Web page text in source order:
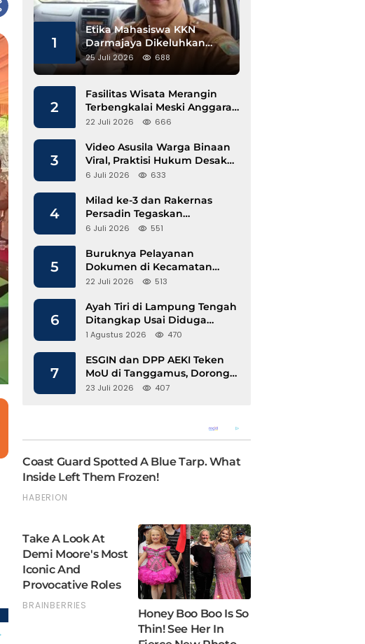
1
Etika Mahasiswa KKN
Darmajaya Dikeluhkan
Kepala Pekon Sinar Jawa
25 Juli 2026 688
2
Fasilitas Wisata Merangin
Terbengkalai Meski Anggaran
Perawatan Terus Mengalir
22 Juli 2026 666
3
Video Asusila Warga Binaan
Viral, Praktisi Hukum Desak
Evaluasi Lapas Tanjung Raja
6 Juli 2026 633
4
Milad ke-3 dan Rakernas
Persadin Tegaskan
Komitmen Transformasi
Digital
6 Juli 2026 551
5
Buruknya Pelayanan
Dokumen di Kecamatan
Pangkalan Susu, Kinerja
22 Juli 2026 513
6
Ayah Tiri di Lampung Tengah
Ditangkap Usai Diduga
Hamili Anak di Bawah Umur
1 Agustus 2026 470
7
ESGIN dan DPP AEKI Teken
MoU di Tanggamus, Dorong
Ekonomi Hijau Berbasis Kopi
23 Juli 2026 407